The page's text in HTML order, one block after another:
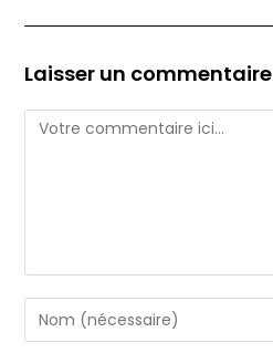
Laisser un commentaire
Comment
Enter
your